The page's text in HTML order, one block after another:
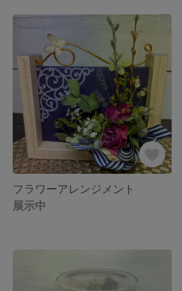
フラワーアレンジメント
展示中